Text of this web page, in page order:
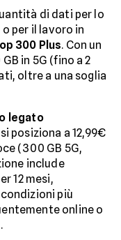
di dati per lo
per il lavoro in
300 Plus. Con un
in 5G (fino a 2
oltre a una soglia
legato
si posiziona a 12,99€
(300 GB 5G,
include
12 mesi,
più
online o